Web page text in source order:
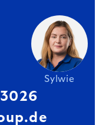
Sylwie